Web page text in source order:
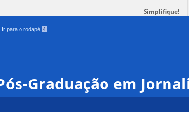
Simplifique!
Ir para o rodapé 4
Graduação em